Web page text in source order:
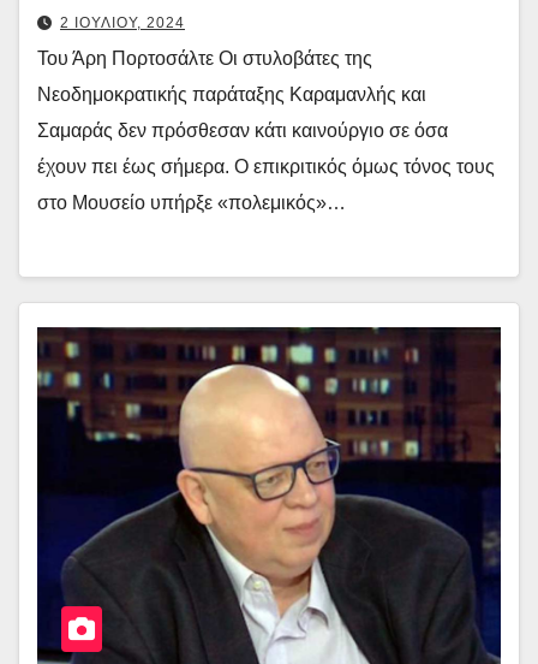
2 ΙΟΥΛΙΟΥ, 2024
Του Άρη Πορτοσάλτε Οι στυλοβάτες της
Νεοδημοκρατικής παράταξης Καραμανλής και
Σαμαράς δεν πρόσθεσαν κάτι καινούργιο σε όσα
έχουν πει έως σήμερα. Ο επικριτικός όμως τόνος τους
στο Μουσείο υπήρξε «πολεμικός»…